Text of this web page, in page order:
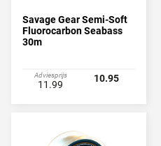
Savage Gear Semi-Soft
Fluorocarbon Seabass
30m
Adviesprijs
11.99
10.95